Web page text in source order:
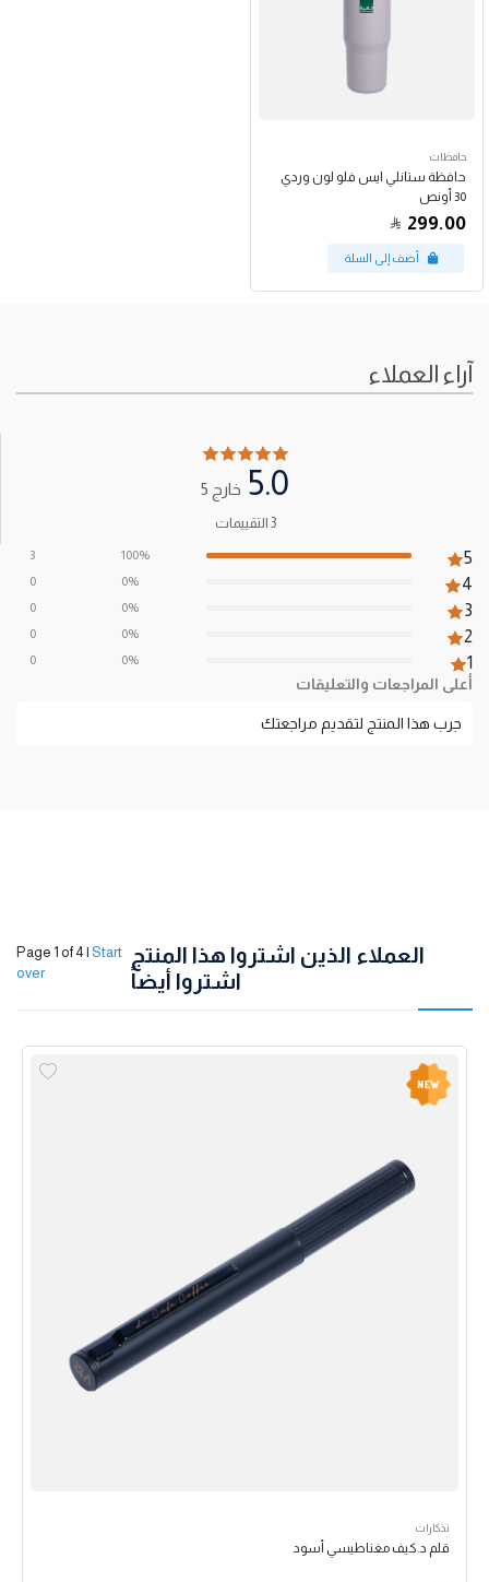
حافظات
حافظة ستانلي ايس فلو لون وردي
30 أونص
299.00
آراء العملاء
5.0 خارج 5
3 التقييمات
5
4
3
2
1
100%
0%
0%
0%
0%
3
0
0
0
0
أعلى المراجعات والتعليقات
جرب هذا المنتج لتقديم مراجعتك
العملاء الذين اشتروا هذا المنتج
اشتروا أيضاً
Page 1 of 4 | Start
over
تذكارات
قلم د.كيف مغناطيسي أسود